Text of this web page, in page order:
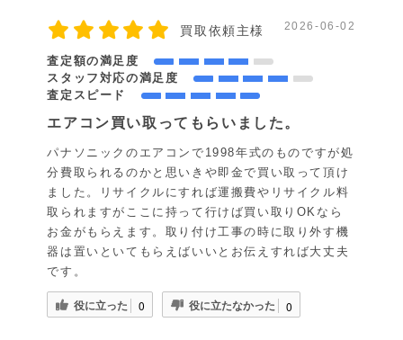
買取依頼主様 2026-06-02
査定額の満足度
スタッフ対応の満足度
査定スピード
エアコン買い取ってもらいました。
パナソニックのエアコンで1998年式のものですが処
分費取られるのかと思いきや即金で買い取って頂け
ました。リサイクルにすれば運搬費やリサイクル料
取られますがここに持って行けば買い取りOKなら
お金がもらえます。取り付け工事の時に取り外す機
器は置いといてもらえばいいとお伝えすれば大丈夫
です。
役に立った 0 役に立たなかった 0